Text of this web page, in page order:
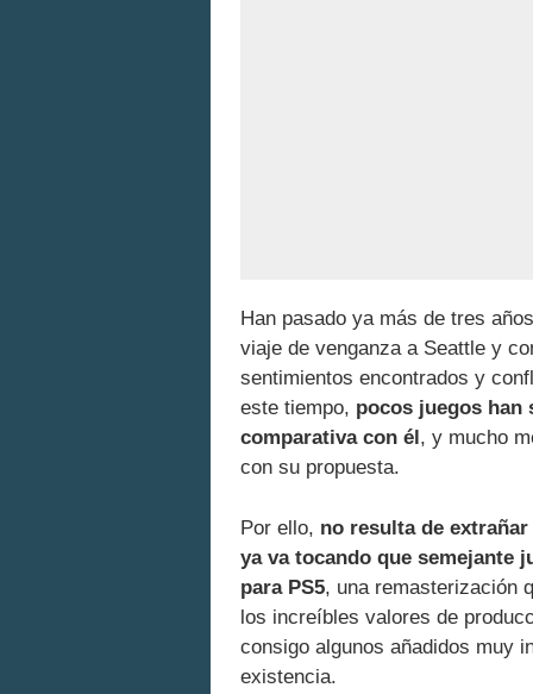
Han pasado ya más de tres
viaje de venganza a Seattle y
sentimientos encontrados y
este tiempo, pocos juegos han
comparativa con él , y mucho
con su propuesta.
Por ello, no resulta de
ya va tocando que semejante
para PS5, una remasterización
los increíbles valores de
consigo algunos añadidos muy
existencia.